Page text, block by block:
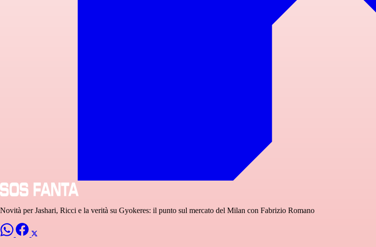
Novità per Jashari, Ricci e la verità su Gyokeres: il punto sul mercato del Milan con Fabrizio Romano